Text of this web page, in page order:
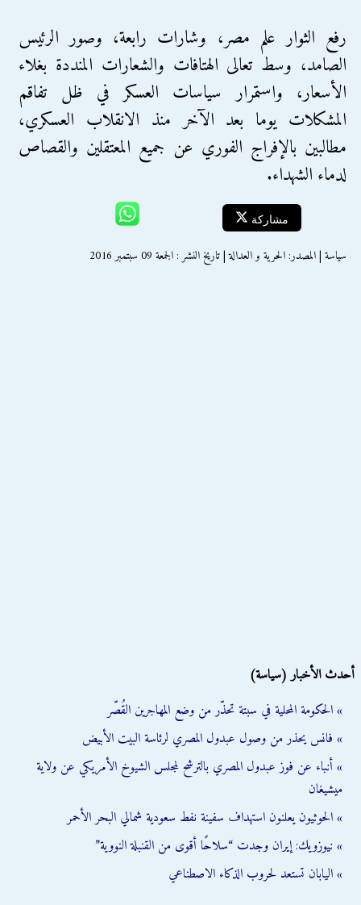
رفع الثوار علم مصر، وشارات رابعة، وصور الرئيس
الصامد، وسط تعالى الهتافات والشعارات المنددة بغلاء
الأسعار، واستمرار سياسات العسكر في ظل تفاقم
المشكلات يوما بعد الآخر منذ الانقلاب العسكري،
مطالبين بالإفراج الفوري عن جميع المعتقلين والقصاص
لدماء الشهداء.
مشاركة
سياسة | المصدر: الحرية و العدالة | تاريخ النشر : الجمعة 09 سبتمبر 2016
أحدث الأخبار (سياسة)
» الحكومة المحلية في سبتة تحذّر من وضع المهاجرين القُصّر
» فانس يحذر من وصول عبدول المصري لرئاسة البيت الأبيض
» أنباء عن فوز عبدول المصري بالترشح لمجلس الشيوخ الأمريكي عن ولاية
ميشيغان
» الحوثيون يعلنون استهداف سفينة نفط سعودية شمالي البحر الأحمر
» نيوزويك: إيران وجدت “سلاحًا أقوى من القنبلة النووية”
» اليابان تستعد لحروب الذكاء الاصطناعي